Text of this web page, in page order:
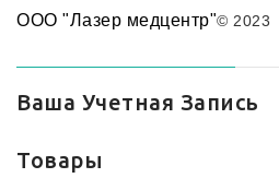
ООО "Лазер медцентр"© 2023
Ваша Учетная Запись
Товары